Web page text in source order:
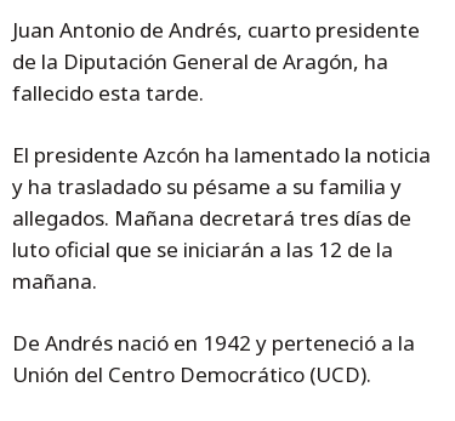
Juan Antonio de Andrés, cuarto presidente
de la Diputación General de Aragón, ha
fallecido esta tarde.
El presidente Azcón ha lamentado la noticia
y ha trasladado su pésame a su familia y
allegados. Mañana decretará tres días de
luto oficial que se iniciarán a las 12 de la
mañana.
De Andrés nació en 1942 y perteneció a la
Unión del Centro Democrático (UCD).